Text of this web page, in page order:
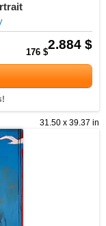
2.884 $
176 $
31.50 x 39.37 in